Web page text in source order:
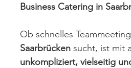
Business Catering in
Ob schnelles
Saarbrücken sucht, ist mit
unkompliziert, vielseitig